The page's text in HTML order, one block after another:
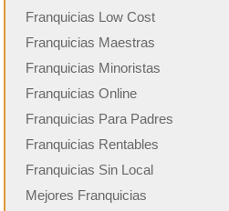
Franquicias Low Cost
Franquicias Maestras
Franquicias Minoristas
Franquicias Online
Franquicias Para Padres
Franquicias Rentables
Franquicias Sin Local
Mejores Franquicias